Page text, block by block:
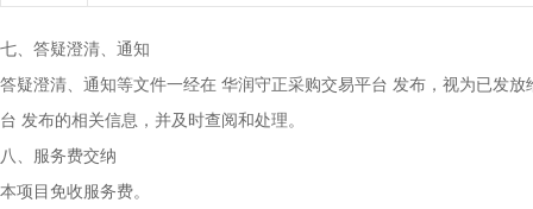
七、答疑澄清、通知
答疑澄清、通知等文件一经在 华润守正采购交易平台 发布，视为已发放
台 发布的相关信息，并及时查阅和处理。
八、服务费交纳
本项目免收服务费。